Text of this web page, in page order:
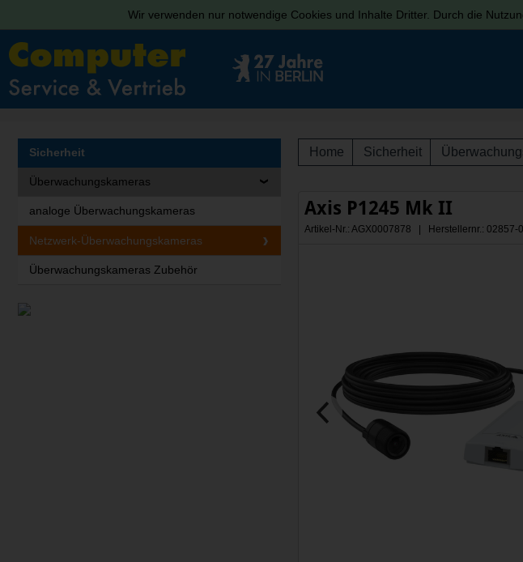
Wir verwenden nur notwendige Cookies und Inhalte Dritter. Durch die
Home Sicherheit
Axis P1245 Mk II
Artikel-Nr.: AGX0007878 | Herstellernr.: 02857-
Sicherheit
Überwachungskameras
analoge Überwachungskameras
Netzwerk-Überwachungskameras
Überwachungskameras Zubehör